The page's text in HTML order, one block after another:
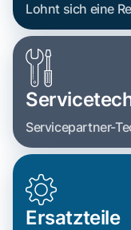
Lohnt sich eine
Servicepartner-
Ersatzteile